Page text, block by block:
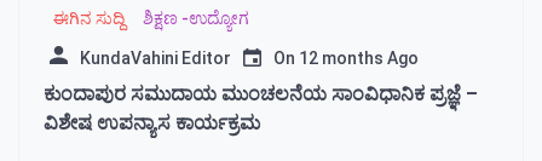
ಈಗಿನ ಸುದ್ದಿ ಶಿಕ್ಷಣ -ಉದ್ಯೋಗ
KundaVahini Editor On 12 months Ago
ಕುಂದಾಪುರ ಸಮುದಾಯ ಮುಂಚಲನೆಯ ಸಾಂವಿಧಾನಿಕ ಪ್ರಜ್ಞೆ –
ವಿಶೇಷ ಉಪನ್ಯಾಸ ಕಾರ್ಯಕ್ರಮ